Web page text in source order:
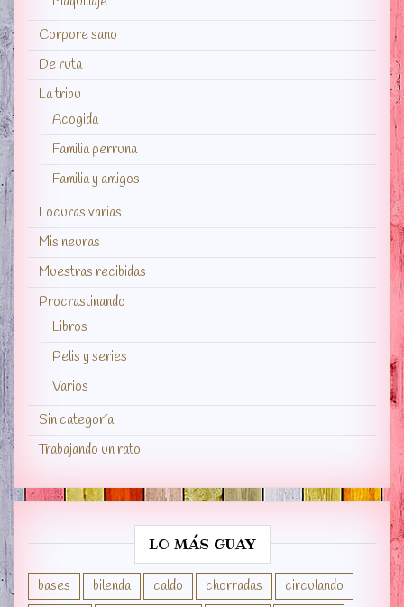
Corpore sano
De ruta
La tribu
Acogida
Familia perruna
Familia y amigos
Locuras varias
Mis neuras
Muestras recibidas
Procrastinando
Libros
Pelis y series
Varios
Sin categoría
Trabajando un rato
LO MÁS GUAY
bases bilenda caldo chorradas
circulando